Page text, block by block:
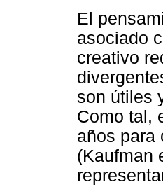
El
asociado
creativo
son útiles
Como tal,
años para
(Kaufman